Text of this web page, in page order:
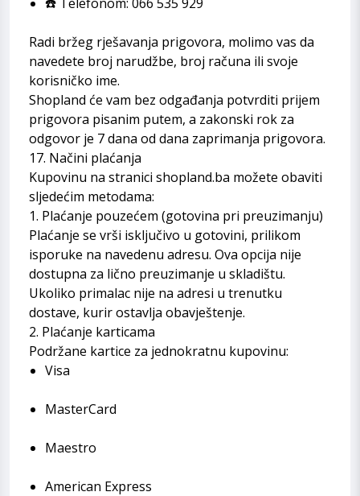
Radi bržeg rješavanja prigovora, molimo vas da
navedete broj narudžbe, broj računa ili svoje
korisničko ime.
Shopland će vam bez odgađanja potvrditi prijem
prigovora pisanim putem, a zakonski rok za
odgovor je 7 dana od dana zaprimanja prigovora.
17. Načini plaćanja
Kupovinu na stranici shopland.ba možete obaviti
sljedećim metodama:
1. Plaćanje pouzećem (gotovina pri preuzimanju)
Plaćanje se vrši isključivo u gotovini, prilikom
isporuke na navedenu adresu. Ova opcija nije
dostupna za lično preuzimanje u skladištu.
Ukoliko primalac nije na adresi u trenutku
dostave, kurir ostavlja obavještenje.
2. Plaćanje karticama
Podržane kartice za jednokratnu kupovinu:
Visa
MasterCard
Maestro
American Express